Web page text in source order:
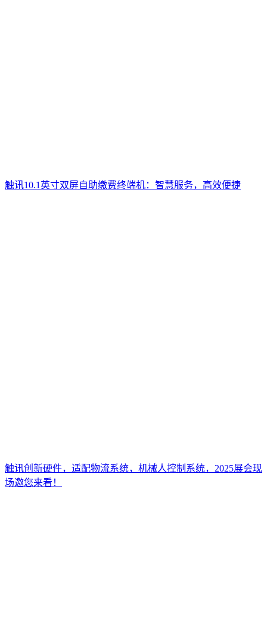
触讯10.1英寸双屏自助缴费终端机：智慧服务，高效便捷
触讯创新硬件，适配物流系统，机械人控制系统，2025展会现
场邀您来看！